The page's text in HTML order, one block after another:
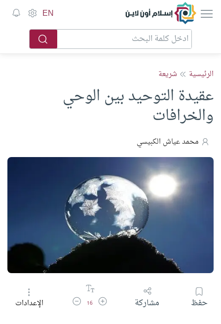
إسلام أون لاين EN
الرئيسية شريعة
عقيدة التوحيد بين الوحي
والخرافات
محمد عياش الكبيسي
حفظ مشاركة زيادة حجم الخط
16 تقليل حجم الخطالإعدادات